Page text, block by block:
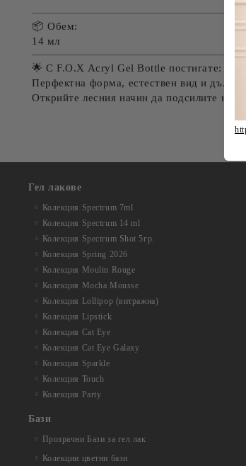
📦 Обем:
14 мл
🌟 С F.O.X Acryl Gel Bottle постигате:
Перфектна форма, естествен вид и
Открийте лесния начин да подсилите
Гел лакове
Колекция Spectrum 7ml
Колекция Spectrum 14 ml
Колекция Spectrum Shot 5гр.
Колекция Spring 2026
Колекция Moulin Rouge
Колекция Mocha Mousse
Колекция Lollipop (витражна)
Колекция Lipstick
Колекция Cat Eye
Колекция Cat Eye Galaxy
Колекция Sparkle
Колекция Touch
Колекция Party
Бази
Прозрачни Бази за гел лак
Колекции цветни бази